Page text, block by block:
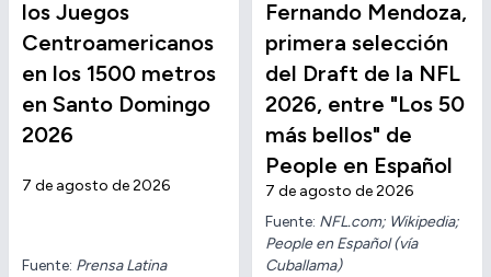
los Juegos
Centroamericanos
en los 1500 metros
en Santo Domingo
2026
7 de agosto de 2026
Fuente: Prensa Latina
Fernando Mendoza,
primera selección
del Draft de la NFL
2026, entre "Los 50
más bellos" de
People en Español
7 de agosto de 2026
Fuente: NFL.com; Wikipedia;
People en Español (vía
Cuballama)